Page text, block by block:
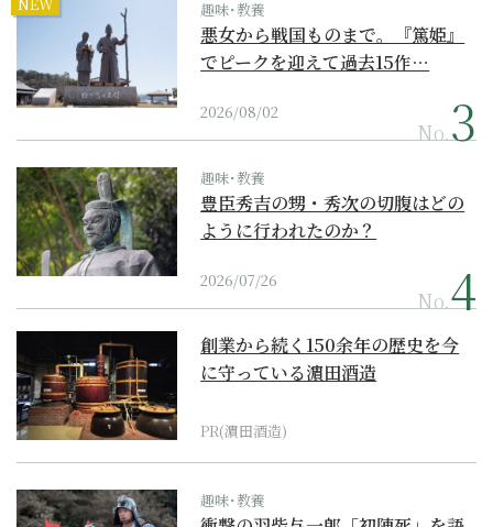
NEW 趣味･教養
悪女から戦国ものまで。『篤姫』
でピークを迎えて過去15作…
2026/08/02
No.
趣味･教養
豊臣秀吉の甥・秀次の切腹はどの
ように行われたのか？
2026/07/26
No.
創業から続く150余年の歴史を今
に守っている濵田酒造
PR(濵田酒造)
趣味･教養